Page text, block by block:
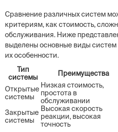
Сравнение различных систем
критериям, как стоимость,
обслуживания. Ниже
выделены основные виды
их особенности.
Тип
системы
Преимущества
Открытые
системы
Низкая стоимость,
простота в
обслуживании
Закрытые
системы
Высокая скорость
реакции, высокая
точность